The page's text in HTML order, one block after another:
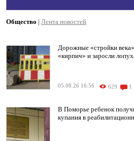
Общество | Лента новостей
Дорожные «стройки
«кирпич» и заросли
05.08.26 16:56 629 1
В Поморье ребенок
купания в